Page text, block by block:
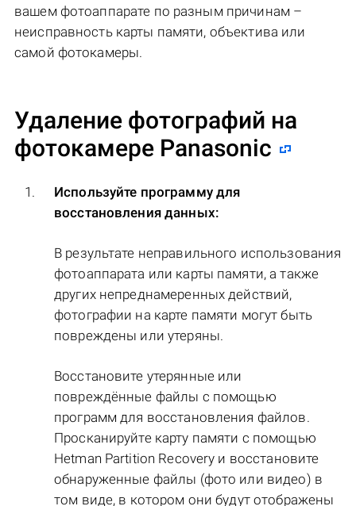
вашем фотоаппарате по разным причинам –
неисправность карты памяти, объектива или
самой фотокамеры.
Удаление фотографий на
фотокамере Panasonic
Используйте программу для
восстановления данных:
В результате неправильного использования
фотоаппарата или карты памяти, а также
других непреднамеренных действий,
фотографии на карте памяти могут быть
повреждены или утеряны.
Восстановите утерянные или
повреждённые файлы с помощью
программ для восстановления файлов.
Просканируйте карту памяти с помощью
Hetman Partition Recovery и восстановите
обнаруженные файлы (фото или видео) в
том виде, в котором они будут отображены